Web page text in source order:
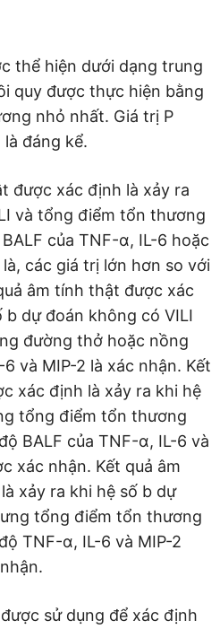
thể hiện dưới dạng trung
quy được thực hiện bằng
nhỏ nhất. Giá trị P
đáng kể.
được xác định là xảy ra
và tổng điểm tổn thương
của TNF-α, IL-6 hoặc
các giá trị lớn hơn so với
âm tính thật được xác
b dự đoán không có VILI
đường thở hoặc nồng
và MIP-2 là xác nhận. Kết
xác định là xảy ra khi hệ
tổng điểm tổn thương
BALF của TNF-α, IL-6 và
xác nhận. Kết quả âm
xảy ra khi hệ số b dự
tổng điểm tổn thương
TNF-α, IL-6 và MIP-2
sử dụng để xác định